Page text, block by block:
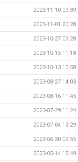
2023-11-10 09:39
2023-11-01 20:28
2023-10-27 09:28
2023-10-15 11:18
2023-10-13 10:58
2023-08-27 14:03
2023-08-16 11:45
2023-07-29 11:24
2023-07-04 13:29
2023-06-30 09:55
2023-05-14 15:49